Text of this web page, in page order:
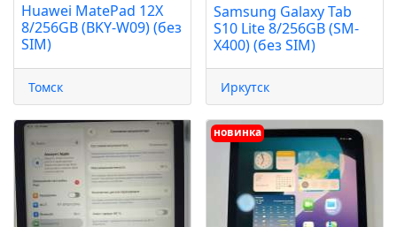
Huawei MatePad 12X
8/256GB (BKY-W09) (без
SIM)
Томск
Samsung Galaxy Tab
S10 Lite 8/256GB (SM-
X400) (без SIM)
Иркутск
новинка